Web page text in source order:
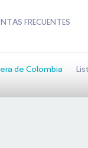
FRECUENTES
de Colombia